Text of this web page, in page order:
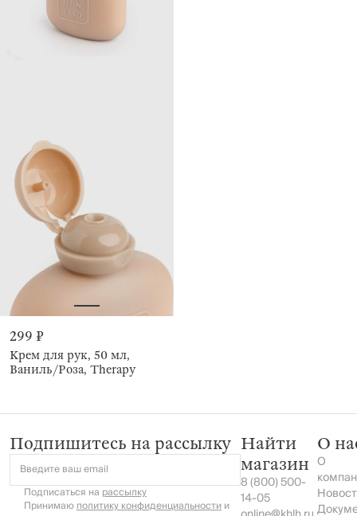
299 ₽
Крем для рук, 50 мл,
Ваниль/Роза, Therapy
Подпишитесь на рассылку
Введите ваш email
Подписаться на рассылку
Принимаюполитику конфиденциальностии
Найти
магазин
8 (800) 500-
14-05
О
О